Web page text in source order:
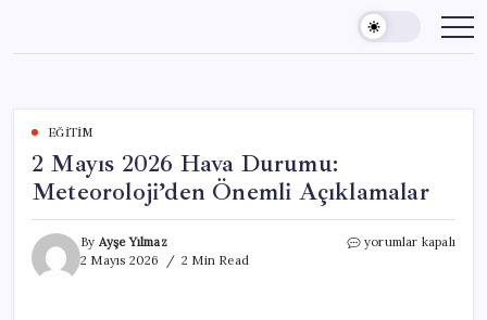
content
EĞITIM
2 Mayıs 2026 Hava Durumu:
Meteoroloji’den Önemli Açıklamalar
By Ayşe Yılmaz
2 Mayıs 2026
2 Min Read
2
yorumlar kapalı